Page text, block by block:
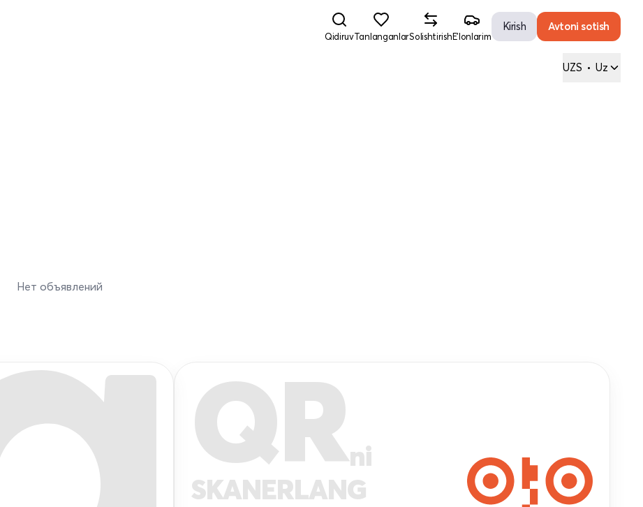
QidiruvTanlanganlarSolishtirishE'lonlarim
Kirish Avtoni sotish
UZS • Uz
Нет объявлений
QRni
SKANERLANG